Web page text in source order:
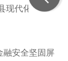
现代化建设注
融安全坚固屏